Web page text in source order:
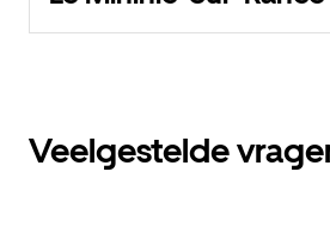
Veelgestelde